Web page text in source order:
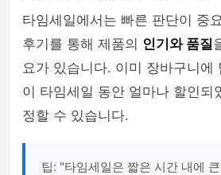
타임세일에서는 빠른 판단이 중
후기를 통해 제품의 인기와 품질
요가 있습니다. 이미 장바구니에
이 타임세일 동안 얼마나 할인되
정할 수 있습니다.
팁: "타임세일은 짧은 시간 내에